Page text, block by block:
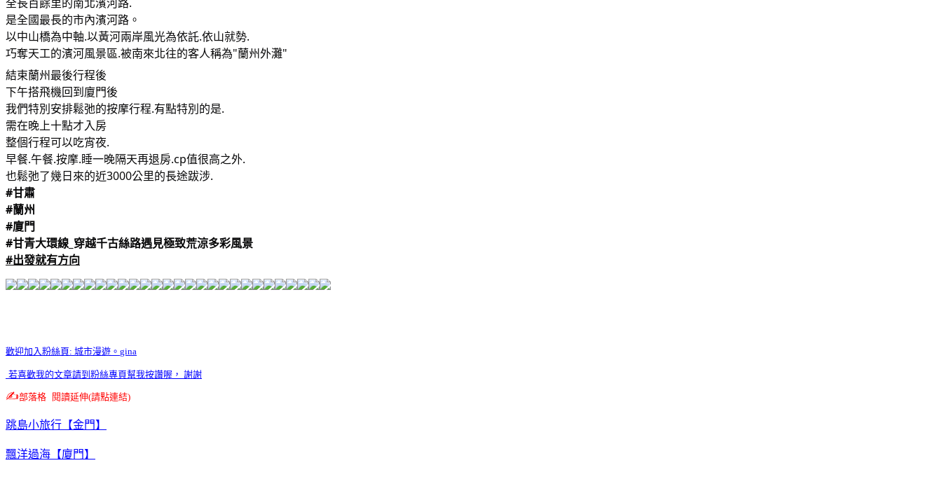
全長百餘里的南北濱河路.
是全國最長的市內濱河路。
以中山橋為中軸.以黃河兩岸風光為依託.依山就勢.
巧奪天工的濱河風景區.被南來北往的客人稱為"蘭州外灘"
結束蘭州最後行程後
下午搭飛機回到廈門後
我們特別安排鬆弛的按摩行程.有點特別的是.
需在晚上十點才入房
整個行程可以吃宵夜.
早餐.午餐.按摩.睡一晚隔天再退房.cp值很高之外.
也鬆弛了幾日來的近3000公里的長途跋涉.
#甘肅
#蘭州
#廈門
#甘青大環線_穿越千古絲路遇見極致荒涼多彩風景
#出發就有方向
歡迎加入粉絲頁: 城市漫遊。 gina
若喜歡我的文章請到粉絲專頁幫我按讚喔， 謝謝
✍️部落格 閱讀延伸(請點連結)
跳島小旅行【金門】
飄洋過海【廈門】